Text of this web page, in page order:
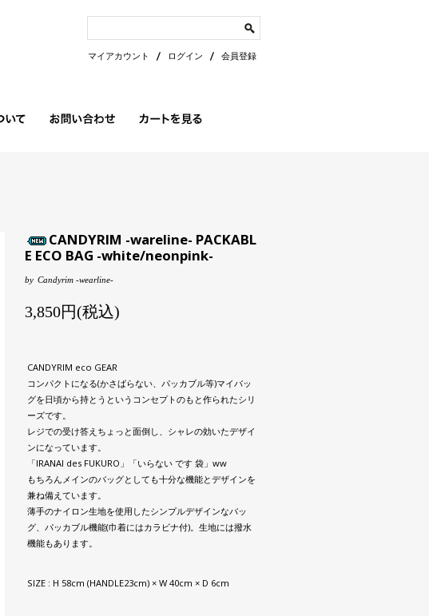
マイアカウント ログイン 会員登録
CANDYRIM -wareline- PACKABL
E ECO BAG -white/neonpink-
by Candyrim -wearline-
3,850円(税込)
CANDYRIM eco GEAR
コンパクトになる(かさばらない、パッカブル等)マイバッ
グを日頃から持とうというコンセプトのもと作られたシリ
ーズです。
レジでの受け答えちょっと面倒し、シャレの効いたデザイ
ンになっています。
「IRANAI des FUKURO」「いらない です 袋」ww
もちろんメインのバッグとしても十分な機能とデザインを
兼ね備えています。
薄手のナイロン生地を使用したシンプルデザインなバッ
グ、パッカブル機能(巾着にはカラビナ付)。生地には撥水
機能もあります。
SIZE : H 58cm (HANDLE23cm) × W 40cm × D 6cm